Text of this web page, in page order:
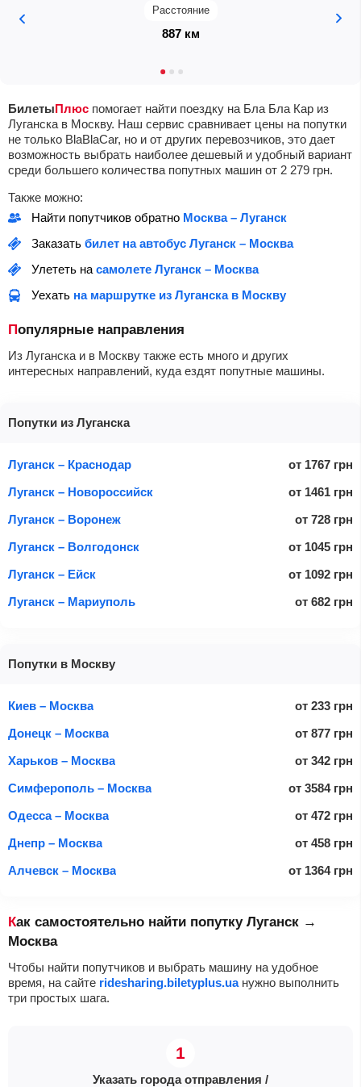
Расстояние
887 км
БилетыПлюс помогает найти поездку на Бла Бла Кар из
Луганска в Москву. Наш сервис сравнивает цены на попутки
не только BlaBlaCar, но и от других перевозчиков, это дает
возможность выбрать наиболее дешевый и удобный вариант
среди большего количества попутных машин от 2 279 грн.
Также можно:
Найти попутчиков обратно Москва – Луганск
Заказать билет на автобус Луганск – Москва
Улететь на самолете Луганск – Москва
Уехать на маршрутке из Луганска в Москву
Популярные направления
Из Луганска и в Москву также есть много и других
интересных направлений, куда ездят попутные машины.
Попутки из Луганска
Луганск – Краснодар от 1767 грн
Луганск – Новороссийск
от 1461 грн
Луганск – Воронеж
от 728 грн
Луганск – Волгодонск
от 1045 грн
Луганск – Ейск
от 1092 грн
Луганск – Мариуполь
от 682 грн
Попутки в Москву
Киев – Москва от 233 грн
Донецк – Москва
от 877 грн
Харьков – Москва
от 342 грн
Симферополь – Москва
от 3584 грн
Одесса – Москва
от 472 грн
Днепр – Москва
от 458 грн
Алчевск – Москва
от 1364 грн
Как самостоятельно найти попутку Луганск →
Москва
Чтобы найти попутчиков и выбрать машину на удобное
время, на сайте ridesharing.biletyplus.uaнужно выполнить
три простых шага.
Указать города отправления /